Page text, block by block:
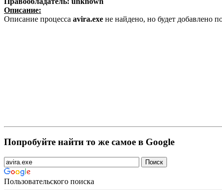
Описание:
Описание процесса avira.exe не найдено, но будет добавлено
Попробуйте найти то же самое в Google
Пользовательского поиска